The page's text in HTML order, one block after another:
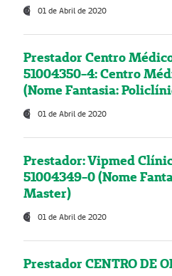
01 de Abril de 2020
Prestador Centro
51004350-4: Centro
(Nome Fantasia:
01 de Abril de 2020
Prestador: Vipmed
51004349-0 (Nome
Master)
01 de Abril de 2020
Prestador CENTRO DE